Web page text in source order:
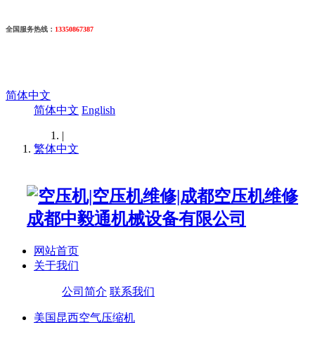
全国服务热线 ： 13350867387
简体中文
简体中文 English
|
繁体中文
网站首页
关于我们
公司简介 联系我们
美国昆西空气压缩机